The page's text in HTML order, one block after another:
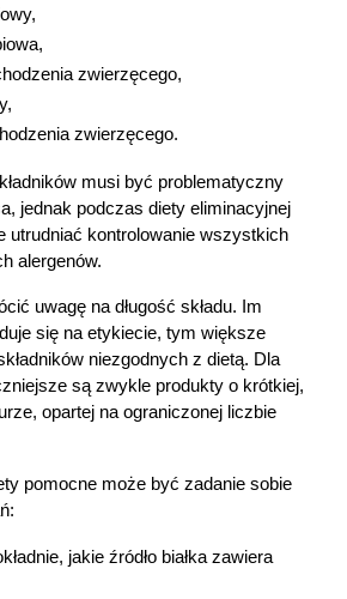
zwierzęcego,
zwierzęcego.
musi być problematyczny
jednak podczas diety eliminacyjnej
utrudniać kontrolowanie wszystkich
alergenów.
uwagę na długość składu. Im
się na etykiecie, tym większe
niezgodnych z dietą. Dla
są zwykle produkty o krótkiej,
opartej na ograniczonej liczbie
pomocne może być zadanie sobie
jakie źródło białka zawiera